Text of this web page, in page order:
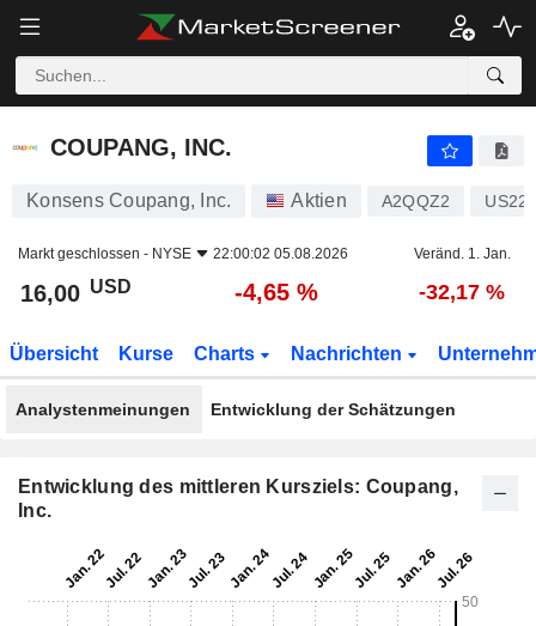
COUPANG, INC.
COUPANG, INC.
Konsens Coupang, Inc. Aktien A2QQZ2
Markt geschlossen - NYSE 22:00:02 05.08.2026 Veränd. 1. Jan.
16,00 USD -4,65 % -32,17 %
Übersicht Kurse Charts Nachrichten
Analystenmeinungen Entwicklung der Schätzungen
Entwicklung des mittleren Kursziels: Coupang,
Inc.